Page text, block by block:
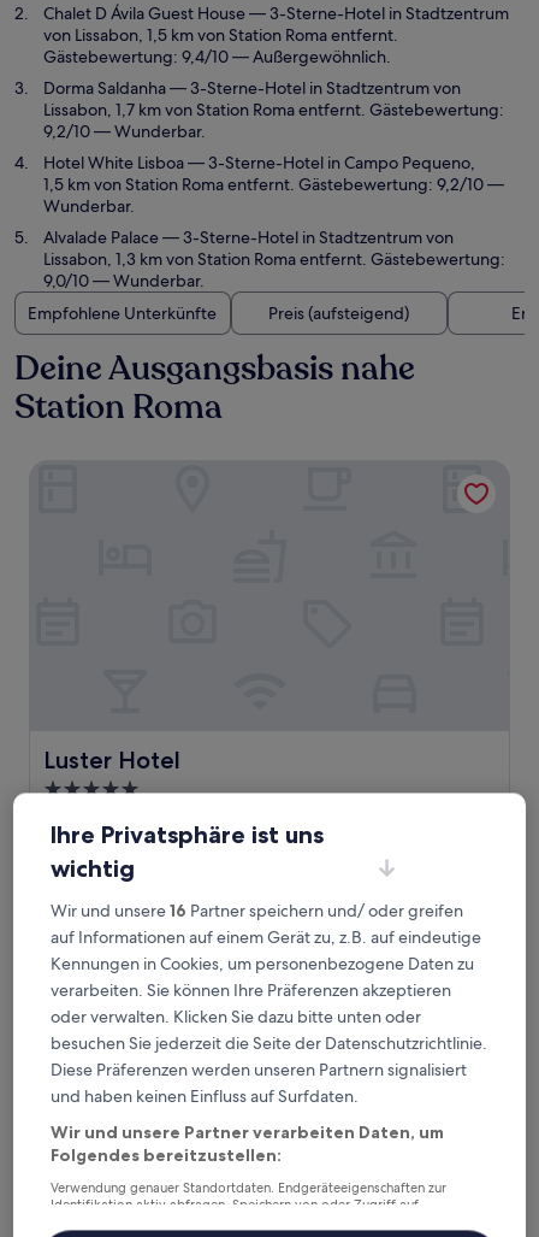
Chalet D Ávila Guest House— 3-Sterne-Hotel in Stadtzentrum
von Lissabon, 1,5 km von Station Roma entfernt.
Gästebewertung: 9,4/10 — Außergewöhnlich.
Dorma Saldanha— 3-Sterne-Hotel in Stadtzentrum von
Lissabon, 1,7 km von Station Roma entfernt. Gästebewertung:
9,2/10 — Wunderbar.
Hotel White Lisboa— 3-Sterne-Hotel in Campo Pequeno,
1,5 km von Station Roma entfernt. Gästebewertung: 9,2/10 —
Wunderbar.
Alvalade Palace— 3-Sterne-Hotel in Stadtzentrum von
Lissabon, 1,3 km von Station Roma entfernt. Gästebewertung:
9,0/10 — Wunderbar.
Empfohlene Unterkünfte
Preis (aufsteigend)
Deine Ausgangsbasis nahe
Station Roma
Luster Hotel
Luster Hotel
5.0-
Unterkunft
entfernt
9.6
10,
Außergewöhnlich,
(359
Bewertungen)
9,6/10 Außergewöhnlich
Der
beträgt
142 €
142 €
inkl. Steuern & Gebühren
23. Aug.–24. Aug.
Chalet D Ávila Guest House
Ihre Privatsphäre ist uns
wichtig
Wir und unsere16 Partner speichern und/ oder greifen
auf Informationen auf einem Gerät zu, z.B. auf eindeutige
Kennungen in Cookies, um personenbezogene Daten zu
verarbeiten. Sie können Ihre Präferenzen akzeptieren
oder verwalten. Klicken Sie dazu bitte unten oder
besuchen Sie jederzeit die Seite der Datenschutzrichtlinie.
Diese Präferenzen werden unseren Partnern signalisiert
und haben keinen Einfluss auf Surfdaten.
Wir und unsere Partner verarbeiten Daten, um
Folgendes bereitzustellen:
Verwendung genauer Standortdaten. Endgeräteeigenschaften zur
Identifikation aktiv abfragen. Speichern von oder Zugriff auf